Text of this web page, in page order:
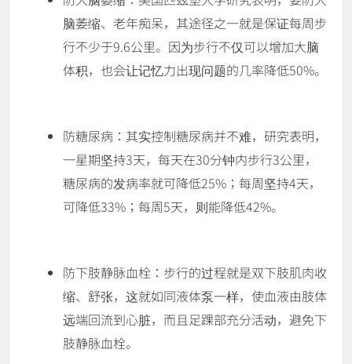
脑萎缩、老年痴呆，其途径之一就是保证每周步
行不少于9.6公里。因为步行不仅可以增加大脑
体积，也会让记忆力出现问题的几率降低50%。
防糖尿病：其实控制糖尿病并不难，研究表明，
一星期坚持3天，每天在30分钟内步行3公里，
糖尿病的发病率就可降低25%；每周坚持4天，
可降低33%；每周5天，则能降低42%。
防下肢静脉血栓：步行的过程就是双下肢肌肉收
缩、舒张，这就如同液体泵一样，使血液由肢体
远端回流到心脏，而且足踝部充分活动，避免下
肢静脉血栓。